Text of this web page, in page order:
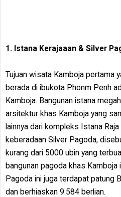
1. Istana Kerajaaan & Silver
Tujuan wisata Kamboja pertama
berada di ibukota Phonm Penh
Kamboja. Bangunan istana
arsitektur khas Kamboja yang
lainnya dari kompleks Istana
keberadaan Silver Pagoda,
kurang dari 5000 ubin yang
bangunan pagoda khas Kamboja
Pagoda ini juga terdapat patung
dan berhiaskan 9.584 berlian.